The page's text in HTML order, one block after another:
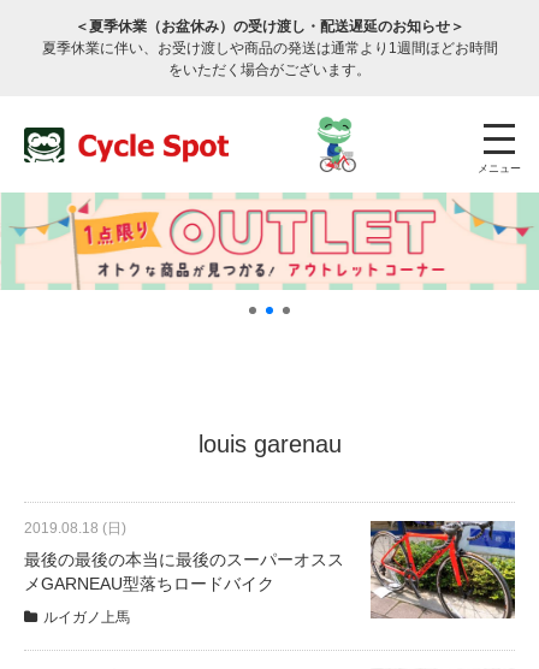
＜夏季休業（お盆休み）の受け渡し・配送遅延のお知らせ＞
夏季休業に伴い、お受け渡しや商品の発送は通常より1週間ほどお時間
をいただく場合がございます。
メニュー
修理・メンテナンス工賃
louis garenau
2019.08.18 (日)
最後の最後の本当に最後のスーパーオスス
メGARNEAU型落ちロードバイク
ルイガノ上馬